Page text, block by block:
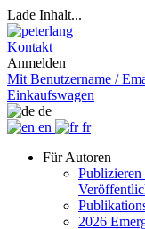
Lade Inhalt...
Kontakt
Anmelden
Mit Benutzername /
Einkaufswagen
de
en
fr
Für Autoren
Publizieren
2026